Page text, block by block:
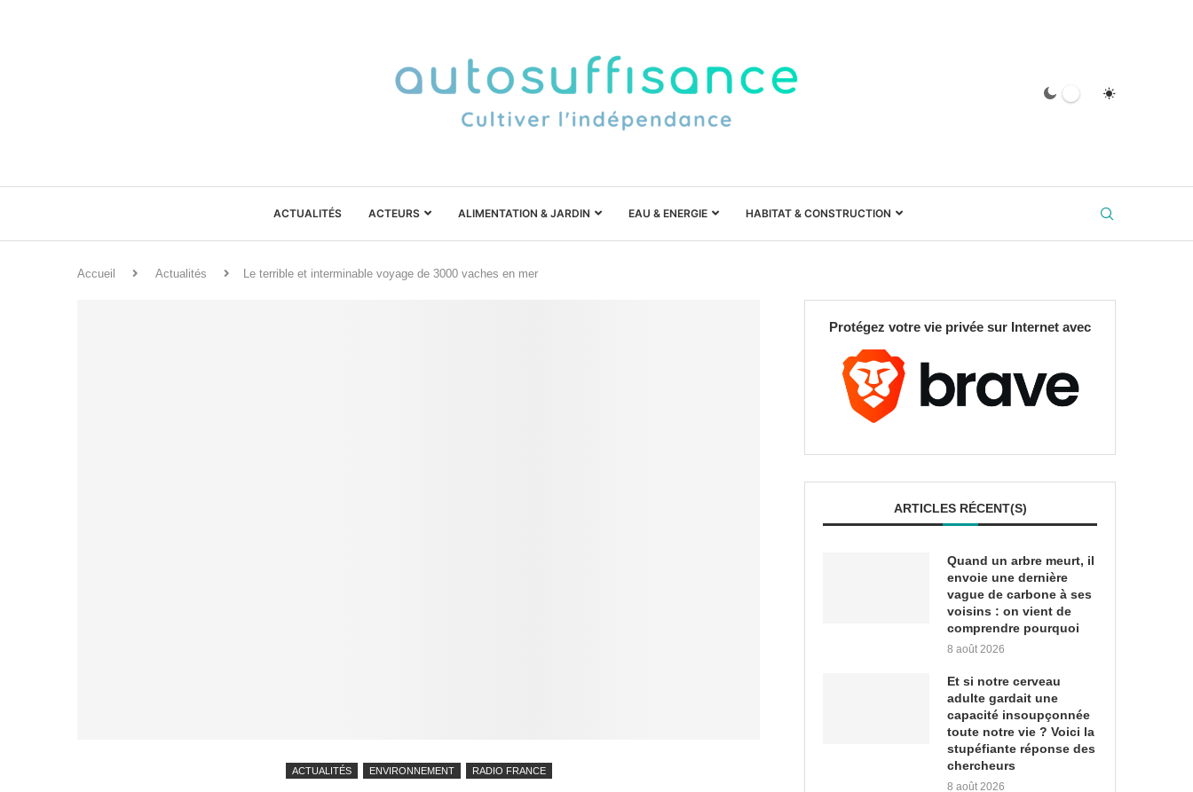
ACTUALITÉS ACTEURS ALIMENTATION & JARDIN EAU & ENERGIE HABITAT & CONSTRUCTION
Accueil Actualités Le terrible et interminable voyage de 3000 vaches en mer
ACTUALITÉS ENVIRONNEMENT RADIO FRANCE
Protégez votre vie privée sur Internet avec
ARTICLES RÉCENT(S)
Quand un arbre meurt, il
envoie une dernière
vague de carbone à ses
voisins : on vient de
comprendre pourquoi
8 août 2026
Et si notre cerveau
adulte gardait une
capacité insoupçonnée
toute notre vie ? Voici la
stupéfiante réponse des
chercheurs
8 août 2026